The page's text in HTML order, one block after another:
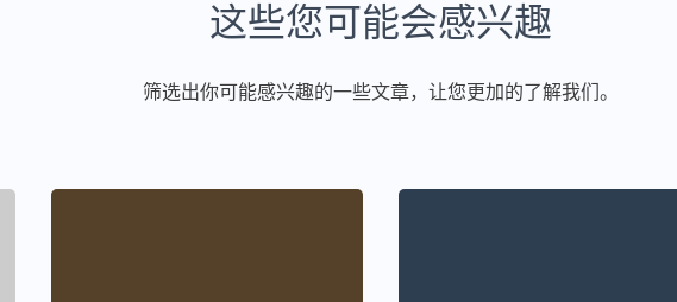
这些您可能会感兴趣
筛选出你可能感兴趣的一些文章，让您更加的了解我们。